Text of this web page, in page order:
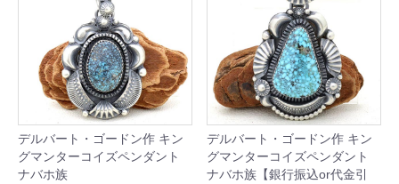
デルバート・ゴードン作 キン
グマンターコイズペンダント
ナバホ族
デルバート・ゴードン作 キン
グマンターコイズペンダント
ナバホ族【銀行振込or代金引